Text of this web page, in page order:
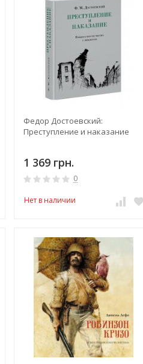
Федор Достоевский:
Преступление и наказание
1 369 грн.
0
Нет в наличии